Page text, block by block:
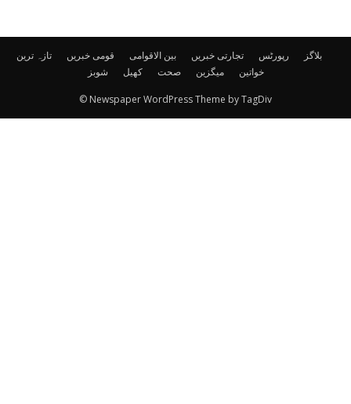
تازہ ترین قومی خبریں بین الاقوامی تجارتی خبریں رپورٹس
بلاگز
شوبز
کھیل صحت میگزین خواتین
© Newspaper WordPress Theme by TagDiv